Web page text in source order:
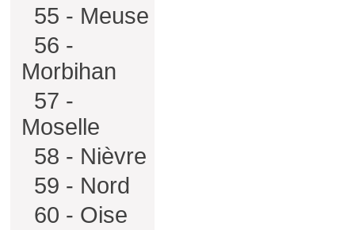
55 - Meuse
56 -
Morbihan
57 -
Moselle
58 - Nièvre
59 - Nord
60 - Oise